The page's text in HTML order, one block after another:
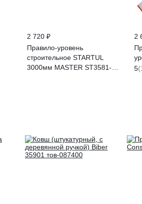
2 720 ₽
Правило-уровень
строительное STARTUL
3000мм MASTER ST3581-
2
5